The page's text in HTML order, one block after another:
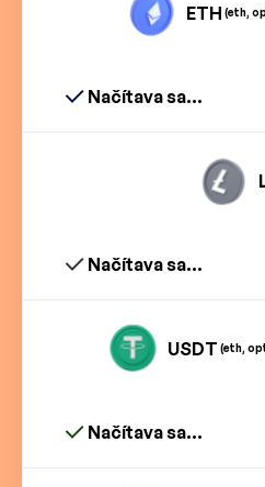
ETH (eth,
Načítava sa...
Načítava sa...
USDT (eth,
Načítava sa...